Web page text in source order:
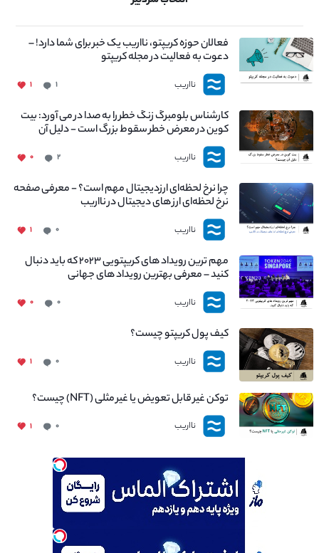
فعالان حوزه کریپتو، نااریب یک خبر برای شما دارد! –
دعوت به فعالیت در مجله کریپتو
نااریب ۱ ۱
کارشناس بلومبرگ زنگ خطر را به صدا در می آورد: بیت
کوین در معرض خطر سقوط بزرگ است - دلیل آن
چیست؟
نااریب ۲ ۰
چرا نرخ لحظه‌ای ارزدیجیتال مهم است؟ - معرفی صفحه
نرخ لحظه‌ای ارز های دیجیتال در نااریب
نااریب ۰ ۱
مهم ترین رویداد های کریپتویی ۲۰۲۳ که باید دنبال
کنید – معرفی بهترین رویداد های جهانی
نااریب ۰ ۰
کیف پول کریپتو چیست؟
نااریب ۰ ۱
توکن غیر قابل تعویض یا غیر مثلی (NFT) چیست؟
نااریب ۰ ۱